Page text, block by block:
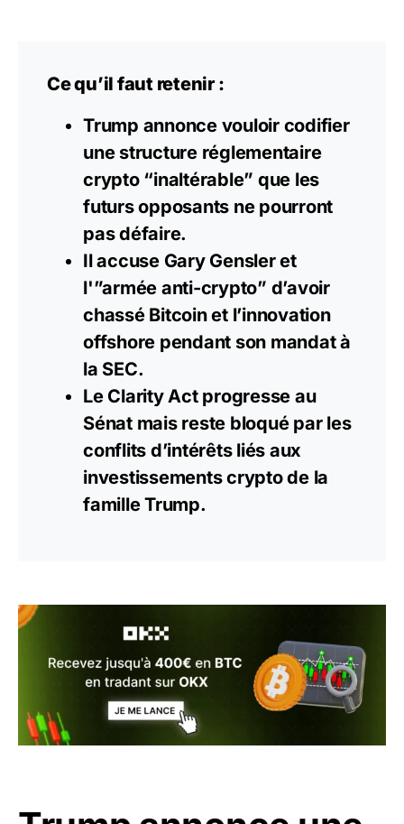
Ce qu’il faut retenir :
Trump annonce vouloir codifier
une structure réglementaire
crypto “inaltérable” que les
futurs opposants ne pourront
pas défaire.
Il accuse Gary Gensler et
l'”armée anti-crypto” d’avoir
chassé Bitcoin et l’innovation
offshore pendant son mandat à
la SEC.
Le Clarity Act progresse au
Sénat mais reste bloqué par les
conflits d’intérêts liés aux
investissementscryptode la
famille Trump.